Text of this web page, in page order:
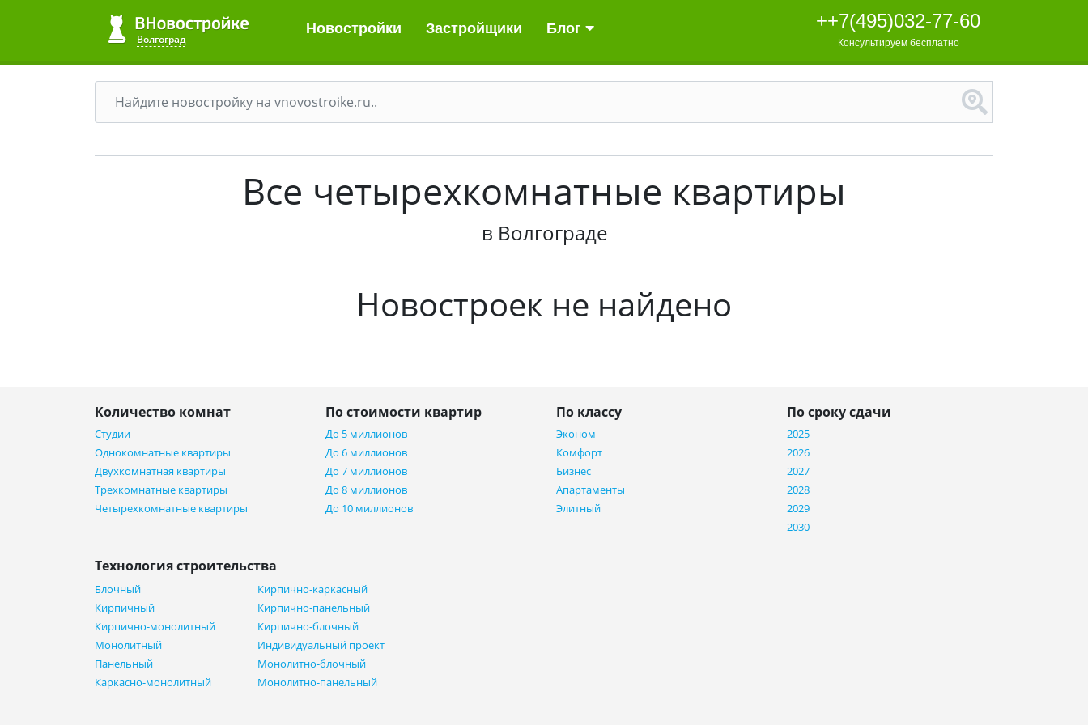
Волгоград
Новостройки Застройщики Блог ++7(495)032-77-60
Консультируем бесплатно
Все четырехкомнатные квартиры
в Волгограде
Новостроек не найдено
Количество комнат
Студии
Однокомнатные квартиры
Двухкомнатная квартиры
Трехкомнатные квартиры
Четырехкомнатные квартиры
По стоимости квартир
До 5 миллионов
До 6 миллионов
До 7 миллионов
До 8 миллионов
До 10 миллионов
По классу
Эконом
Комфорт
Бизнес
Апартаменты
Элитный
По сроку сдачи
2025
2026
2027
2028
2029
2030
Технология строительства
Блочный
Кирпичный
Кирпично-монолитный
Монолитный
Панельный
Каркасно-монолитный
Кирпично-каркасный
Кирпично-панельный
Кирпично-блочный
Индивидуальный проект
Монолитно-блочный
Монолитно-панельный